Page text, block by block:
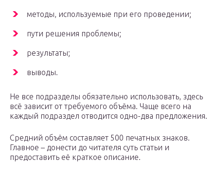
методы, используемые при его проведении;
пути решения проблемы;
результаты;
выводы.
Не все подразделы обязательно использовать, здесь
всё зависит от требуемого объёма. Чаще всего на
каждый подраздел отводится одно-два предложения.
Средний объём составляет 500 печатных знаков.
Главное – донести до читателя суть статьи и
предоставить её краткое описание.